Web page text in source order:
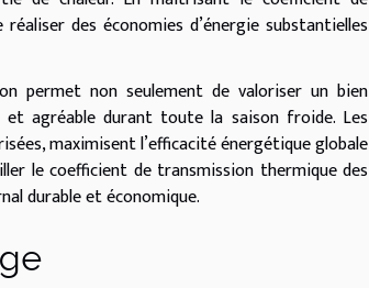
des économies d’énergie substantielles
permet non seulement de valoriser un bien
et agréable durant toute la saison froide. Les
maximisent l’efficacité énergétique globale
le coefficient de transmission thermique des
durable et économique.